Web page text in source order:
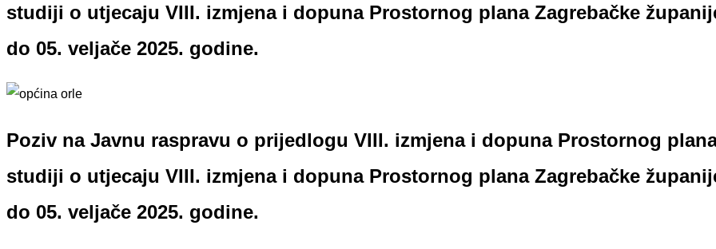
studiji o utjecaju VIII. izmjena i dopuna Prostornog plana Zagrebačke
do 05. veljače 2025. godine.
Poziv na Javnu raspravu o prijedlogu VIII. izmjena i dopuna Prostornog
studiji o utjecaju VIII. izmjena i dopuna Prostornog plana Zagrebačke
do 05. veljače 2025. godine.